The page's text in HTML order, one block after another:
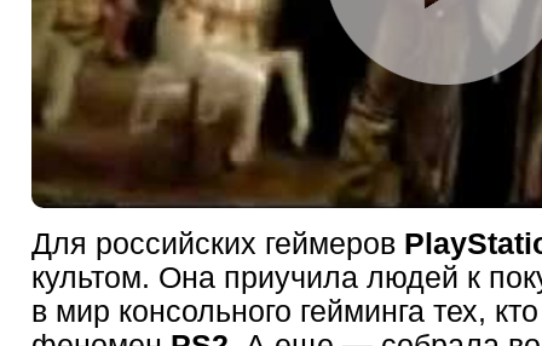
Для российских геймеров
культом. Она приучила людей к
в мир консольного гейминга тех,